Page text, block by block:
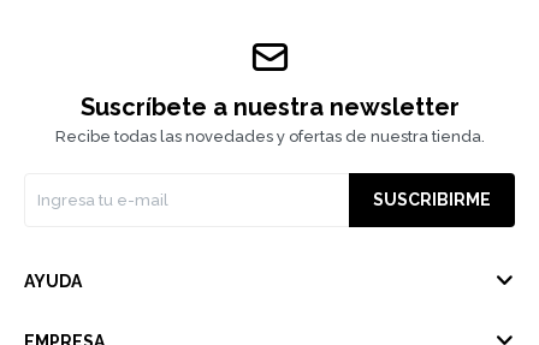
Suscríbete a nuestra newsletter
Recibe todas las novedades y ofertas de nuestra tienda.
SUSCRIBIRME
AYUDA